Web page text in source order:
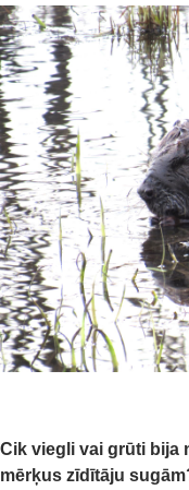
Cik viegli vai grūti bija
mērķus zīdītāju